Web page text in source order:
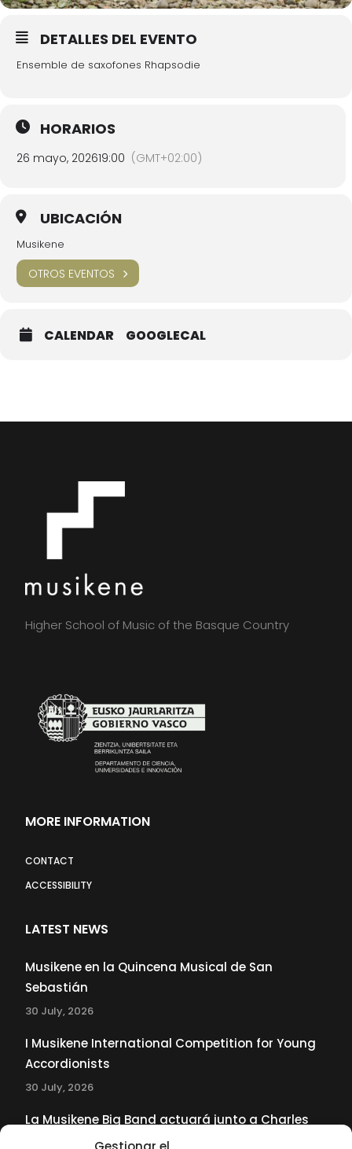
DETALLES DEL EVENTO
Ensemble de saxofones Rhapsodie
HORARIOS
26 mayo, 202619:00 (GMT+02:00)
UBICACIÓN
Musikene
OTROS EVENTOS
CALENDAR GOOGLECAL
Higher School of Music of the Basque Country
MORE INFORMATION
CONTACT
ACCESSIBILITY
LATEST NEWS
Musikene en la Quincena Musical de San
Sebastián
30 July, 2026
I Musikene International Competition for Young
Accordionists
30 July, 2026
La Musikene Big Band actuará junto a Charles
Tolliver en el 61 Jazzaldia